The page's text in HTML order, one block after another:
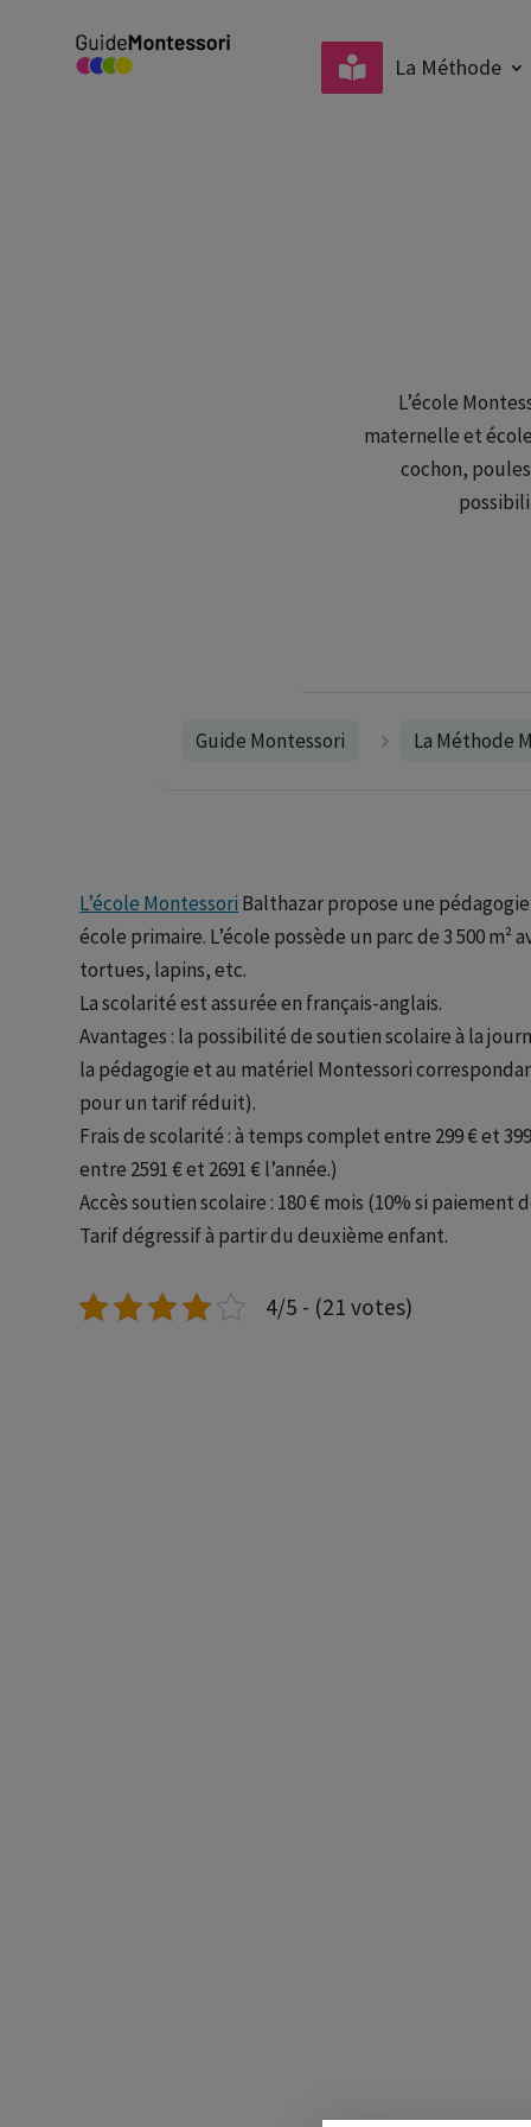
La Méthode
L’école
maternelle et école
cochon,
Guide Montessori La Méthode
L’école Montessori Balthazar propose une
école primaire. L’école possède un parc de 3 500
tortues, lapins, etc.
La scolarité est assurée en français-anglais.
Avantages : la possibilité de soutien scolaire à la
la pédagogie et au matériel Montessori
pour un tarif réduit).
Frais de scolarité : à temps complet entre 299 € et
entre 2591 € et 2691 € l’année.)
Accès soutien scolaire : 180 € mois (10% si paiement
Tarif dégressif à partir du deuxième enfant.
4/5 - (21 votes)